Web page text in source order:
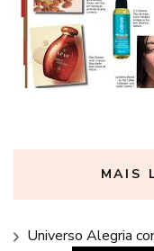
MAIS
Universo Alegria